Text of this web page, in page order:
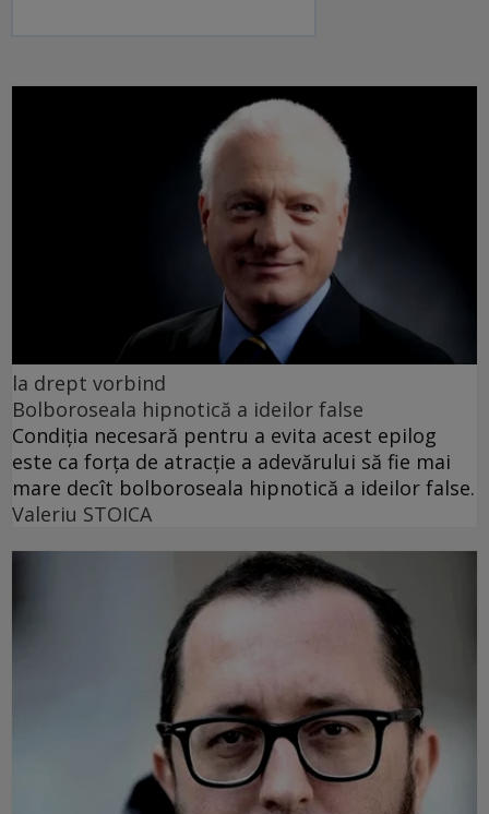
la drept vorbind
Bolboroseala hipnotică a ideilor false
Condiția necesară pentru a evita acest epilog
este ca forța de atracție a adevărului să fie mai
mare decît bolboroseala hipnotică a ideilor false.
Valeriu STOICA